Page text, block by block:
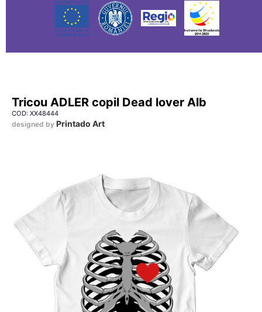
Tricou ADLER copil Dead lover Alb
COD: XX48444
designed by Printado Art